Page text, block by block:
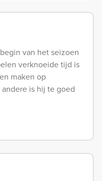
van het seizoen
verknoeide tijd is
maken op
is hij te goed